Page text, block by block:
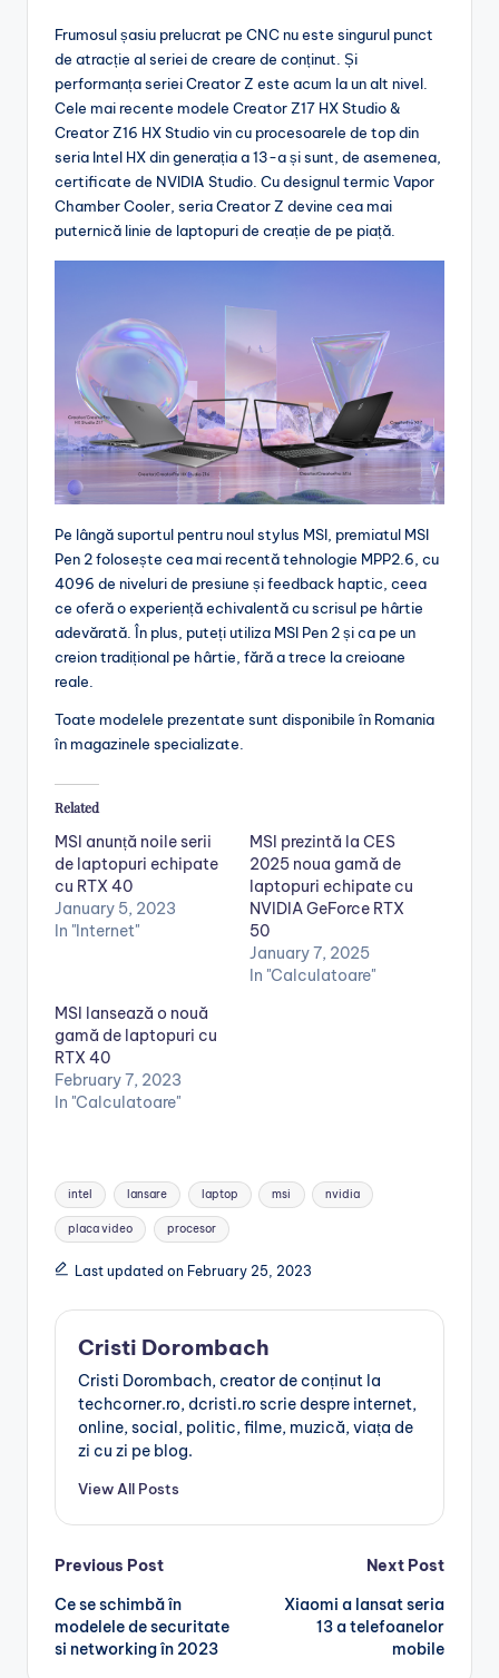
Frumosul șasiu prelucrat pe CNC nu este singurul punct
de atracție al seriei de creare de conținut. Și
performanța seriei Creator Z este acum la un alt nivel.
Cele mai recente modele Creator Z17 HX Studio &
Creator Z16 HX Studio vin cu procesoarele de top din
seria Intel HX din generația a 13-a și sunt, de asemenea,
certificate de NVIDIA Studio. Cu designul termic Vapor
Chamber Cooler, seria Creator Z devine cea mai
puternică linie de laptopuri de creație de pe piață.
Pe lângă suportul pentru noul stylus MSI, premiatul MSI
Pen 2 folosește cea mai recentă tehnologie MPP2.6, cu
4096 de niveluri de presiune și feedback haptic, ceea
ce oferă o experiență echivalentă cu scrisul pe hârtie
adevărată. În plus, puteți utiliza MSI Pen 2 și ca pe un
creion tradițional pe hârtie, fără a trece la creioane
reale.
Toate modelele prezentate sunt disponibile în Romania
în magazinele specializate.
Related
MSI anunță noile serii
de laptopuri echipate
cu RTX 40
January 5, 2023
In "Internet"
MSI prezintă la CES
2025 noua gamă de
laptopuri echipate cu
NVIDIA GeForce RTX
50
January 7, 2025
In "Calculatoare"
MSI lansează o nouă
gamă de laptopuri cu
RTX 40
February 7, 2023
In "Calculatoare"
Tags:
intel lansare laptop msi nvidia
placa video procesor
Last updated on February 25, 2023
Cristi Dorombach
Cristi Dorombach, creator de conținut la
techcorner.ro, dcristi.ro scrie despre internet,
online, social, politic, filme, muzică, viața de
zi cu zi pe blog.
View All Posts
Post
navigation
Previous Post
Ce se schimbă în
modelele de securitate
si networking în 2023
Next Post
Xiaomi a lansat seria
13 a telefoanelor
mobile